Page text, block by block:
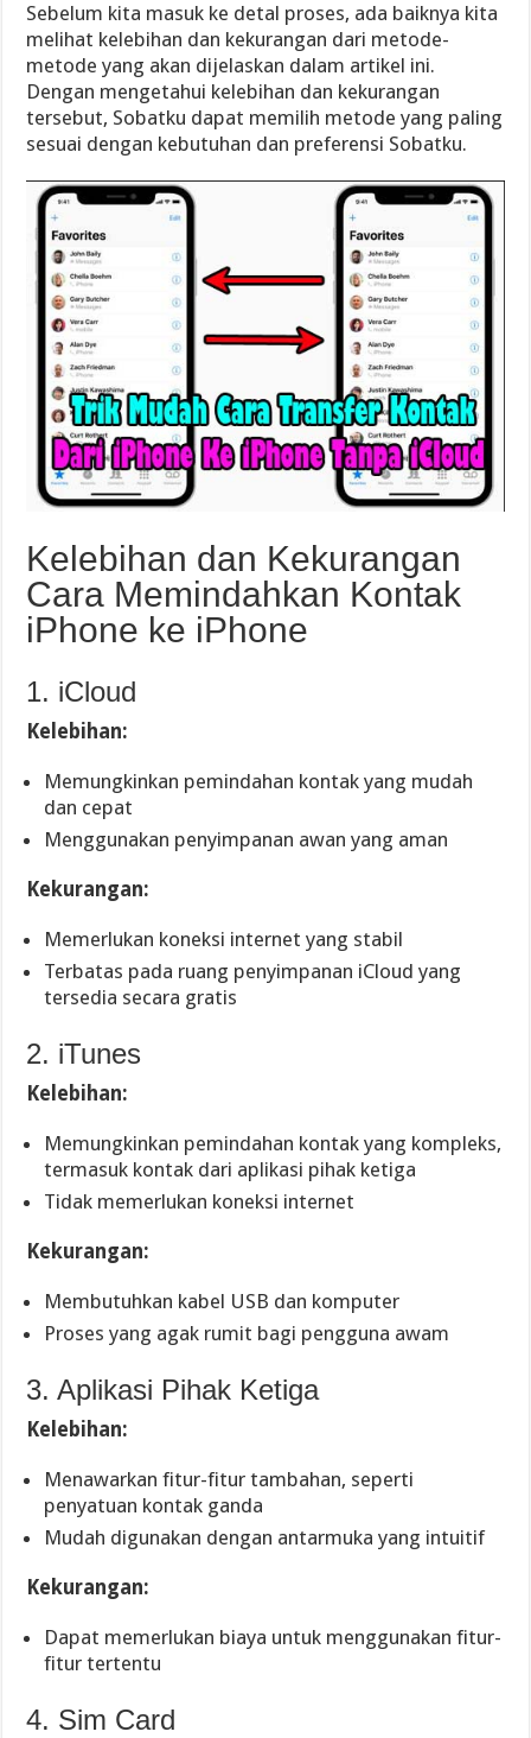
Sebelum kita masuk ke detal proses, ada baiknya kita
melihat kelebihan dan kekurangan dari metode-
metode yang akan dijelaskan dalam artikel ini.
Dengan mengetahui kelebihan dan kekurangan
tersebut, Sobatku dapat memilih metode yang paling
sesuai dengan kebutuhan dan preferensi Sobatku.
Kelebihan dan Kekurangan
Cara Memindahkan Kontak
iPhone ke iPhone
1. iCloud
Kelebihan:
Memungkinkan pemindahan kontak yang mudah
dan cepat
Menggunakan penyimpanan awan yang aman
Kekurangan:
Memerlukan koneksi internet yang stabil
Terbatas pada ruang penyimpanan iCloud yang
tersedia secara gratis
2. iTunes
Kelebihan:
Memungkinkan pemindahan kontak yang kompleks,
termasuk kontak dari aplikasi pihak ketiga
Tidak memerlukan koneksi internet
Kekurangan:
Membutuhkan kabel USB dan komputer
Proses yang agak rumit bagi pengguna awam
3. Aplikasi Pihak Ketiga
Kelebihan:
Menawarkan fitur-fitur tambahan, seperti
penyatuan kontak ganda
Mudah digunakan dengan antarmuka yang intuitif
Kekurangan:
Dapat memerlukan biaya untuk menggunakan fitur-
fitur tertentu
4. Sim Card